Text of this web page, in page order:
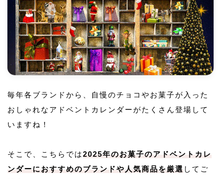
毎年各ブランドから、自慢のチョコやお菓子が入った
おしゃれなアドベントカレンダーがたくさん登場して
いますね！
そこで、こちらでは2025年のお菓子のアドベントカレ
ンダーにおすすめのブランドや人気商品を厳選 してご